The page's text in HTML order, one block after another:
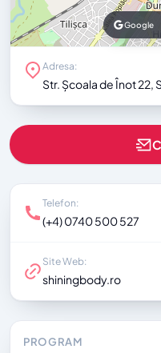
Google
Adresa:
Str. Școala de Înot 22,
Telefon:
(+4) 0740 500 527
Site Web:
shiningbody.ro
PROGRAM